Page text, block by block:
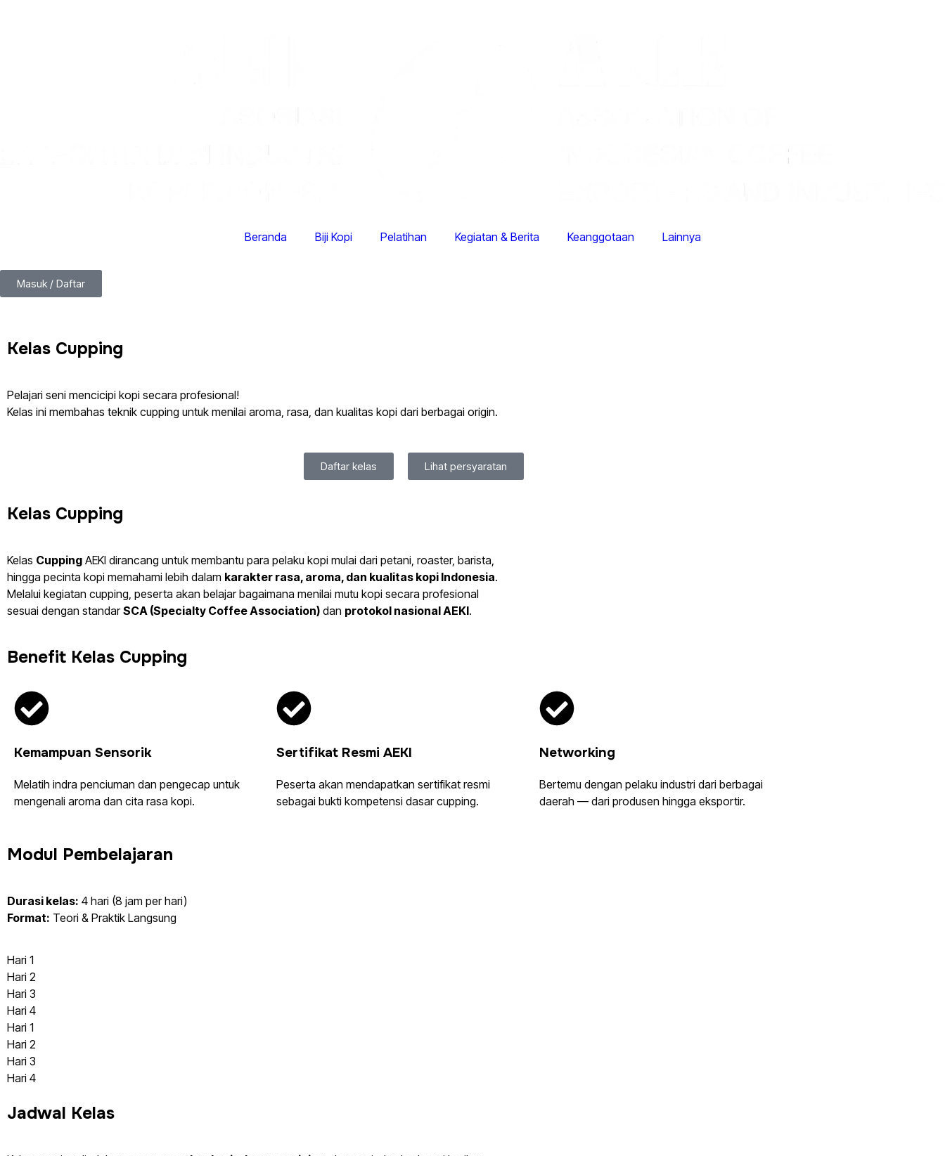
Beranda Biji Kopi Pelatihan Kegiatan & Berita Keanggotaan Lainnya
Masuk / Daftar
Kelas Cupping
Pelajari seni mencicipi kopi secara profesional!
Kelas ini membahas teknik cupping untuk menilai aroma, rasa, dan kualitas kopi dari berbagai origin.
Daftar kelas Lihat persyaratan
Kelas Cupping
Kelas Cupping AEKI dirancang untuk membantu para pelaku kopi mulai dari petani, roaster, barista,
hingga pecinta kopi memahami lebih dalam karakter rasa, aroma, dan kualitas kopi Indonesia.
Melalui kegiatan cupping, peserta akan belajar bagaimana menilai mutu kopi secara profesional
sesuai dengan standarSCA (Specialty Coffee Association) dan protokol nasional AEKI.
Benefit Kelas Cupping
Kemampuan Sensorik
Melatih indra penciuman dan pengecap untuk
mengenali aroma dan cita rasa kopi.
Sertifikat Resmi AEKI
Peserta akan mendapatkan sertifikat resmi
sebagai bukti kompetensi dasar cupping.
Networking
Bertemu dengan pelaku industri dari berbagai
daerah — dari produsen hingga eksportir.
Modul Pembelajaran
Durasi kelas: 4 hari (8 jam per hari)
Format: Teori & Praktik Langsung
Hari 1
Hari 2
Hari 3
Hari 4
Hari 1
Hari 2
Hari 3
Hari 4
Jadwal Kelas